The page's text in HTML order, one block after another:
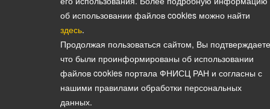
об использовании файлов cookies можно найти
здесь.
Продолжая пользоваться сайтом, Вы
что были проинформированы об использовании
файлов cookies портала ФНИСЦ РАН и согласны с
нашими правилами обработки персональных
данных.